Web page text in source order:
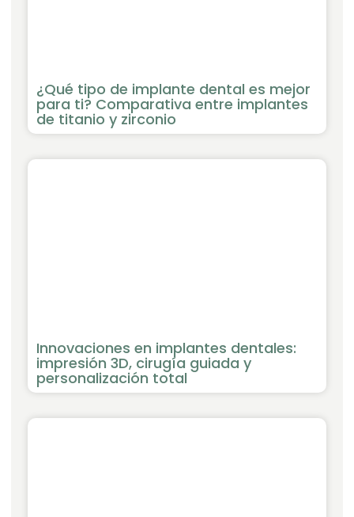
¿Qué tipo de implante dental es mejor
para ti? Comparativa entre implantes
de titanio y zirconio
Innovaciones en implantes dentales:
impresión 3D, cirugía guiada y
personalización total